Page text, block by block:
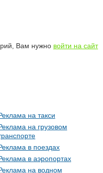
Вам нужно войти на сайт
на такси
на грузовом
в поездах
в аэропортах
на водном